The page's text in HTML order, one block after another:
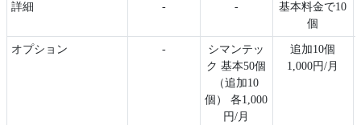
詳細 - -
基本料金で10
個
オプション -
シマンテッ
ク 基本50個
（追加10
個） 各1,000
円/月
追加10個
1,000円/月